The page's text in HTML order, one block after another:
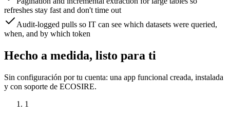
refreshes stay fast and don't time out
Audit-logged pulls so IT can see which datasets were queried,
when, and by which token
Hecho a medida, listo para ti
Sin configuración por tu cuenta: una app funcional creada, instalada
y con soporte de ECOSIRE.
1